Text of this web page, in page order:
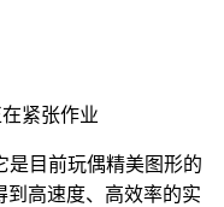
紧张作业
是目前玩偶精美图形的
到高速度、高效率的实